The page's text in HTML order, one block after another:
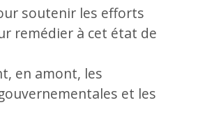
soutenir les efforts
remédier à cet état de
en amont, les
et les